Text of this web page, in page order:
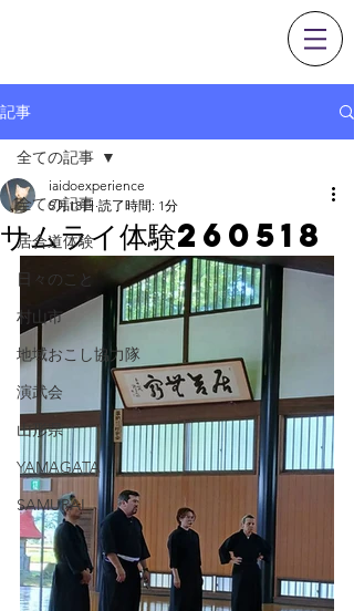
記事
全ての記事
居合道体験
日々のこと
村山市
地域おこし協力隊
演武会
山形県
YAMAGATA
SAMURAI
全ての記事
サムライ体験260518
iaidoexperience
5月18日 読了時間: 1分